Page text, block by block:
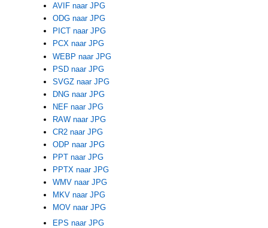
AVIF naar JPG
ODG naar JPG
PICT naar JPG
PCX naar JPG
WEBP naar JPG
PSD naar JPG
SVGZ naar JPG
DNG naar JPG
NEF naar JPG
RAW naar JPG
CR2 naar JPG
ODP naar JPG
PPT naar JPG
PPTX naar JPG
WMV naar JPG
MKV naar JPG
MOV naar JPG
EPS naar JPG